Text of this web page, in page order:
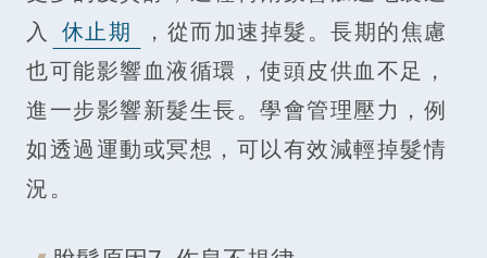
入 休止期
，從而加速掉髮。長期的焦慮
也可能影響血液循環，使頭皮供血不足，
進一步影響新髮生長。學會管理壓力，例
如透過運動或冥想，可以有效減輕掉髮情
況。